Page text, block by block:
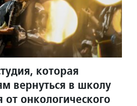
которая
вернуться в школу
от онкологического